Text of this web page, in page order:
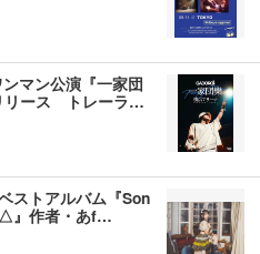
マン公演『一家団
リース トレーラ…
ストアルバム『Son
△』作者・あf…